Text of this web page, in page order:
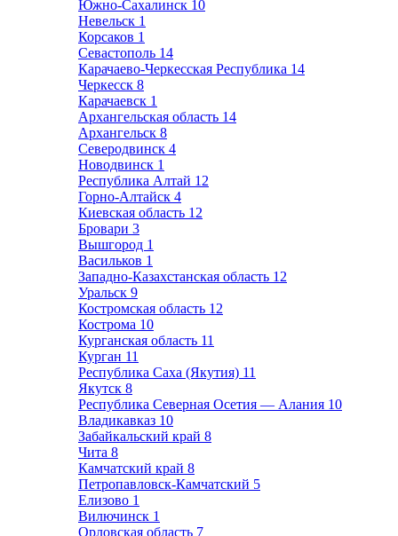
Южно-Сахалинск 10
Невельск 1
Корсаков 1
Севастополь 14
Карачаево-Черкесская Республика 14
Черкесск 8
Карачаевск 1
Архангельская область 14
Архангельск 8
Северодвинск 4
Новодвинск 1
Республика Алтай 12
Горно-Алтайск 4
Киевская область 12
Бровари 3
Вышгород 1
Васильков 1
Западно-Казахстанская область 12
Уральск 9
Костромская область 12
Кострома 10
Курганская область 11
Курган 11
Республика Саха (Якутия) 11
Якутск 8
Республика Северная Осетия — Алания 10
Владикавказ 10
Забайкальский край 8
Чита 8
Камчатский край 8
Петропавловск-Камчатский 5
Елизово 1
Вилючинск 1
Орловская область 7